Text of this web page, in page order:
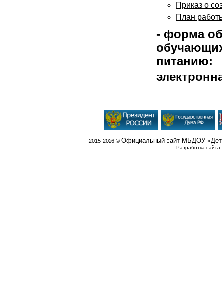
Приказ о
План
- форма
питанию:
.2015-2026 © Официальный сайт МБДОУ
Разработка